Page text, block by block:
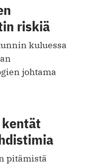
riskiä
kuluessa
johtama
pitämistä